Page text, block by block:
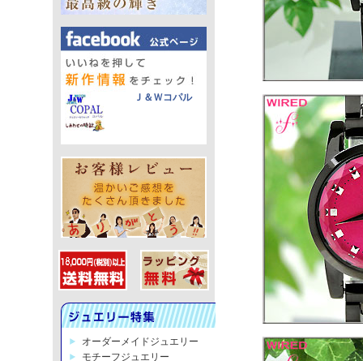
Ｊ＆Ｗコパル
オーダーメイドジュエリー
モチーフジュエリー